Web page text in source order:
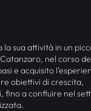
la sua attività in un
nel corso
e acquisito
obiettivi di crescita,
fino a confluire nel